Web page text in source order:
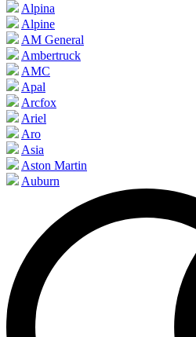
Alpina
Alpine
AM General
Ambertruck
AMC
Apal
Arcfox
Ariel
Aro
Asia
Aston Martin
Auburn